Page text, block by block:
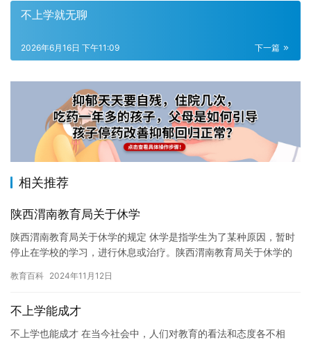
不上学就无聊
下一篇
2026年6月16日 下午11:09
相关推荐
陕西渭南教育局关于休学
陕西渭南教育局关于休学的规定 休学是指学生为了某种原因，暂时
停止在学校的学习，进行休息或治疗。陕西渭南教育局关于休学的
教育百科 2024年11月12日
不上学能成才
不上学也能成才 在当今社会中，人们对教育的看法和态度各不相